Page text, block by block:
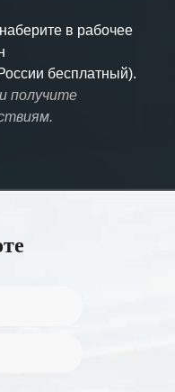
в рабочее
бесплатный).
получите